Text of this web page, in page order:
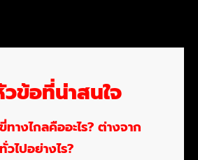
ข้อที่น่าสนใจ
างไกลคืออะไร? ต่างจาก
ไปอย่างไร?